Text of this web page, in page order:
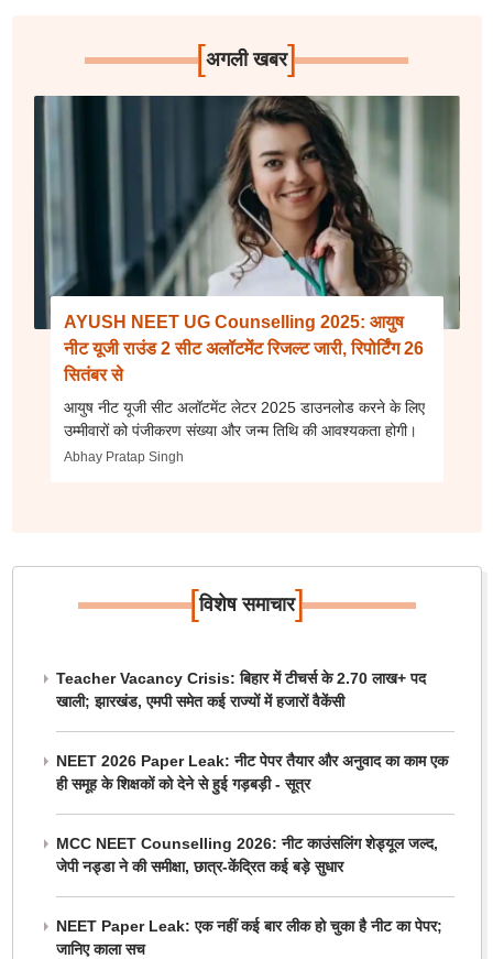
[अगली खबर]
AYUSH NEET UG Counselling 2025: आयुष
नीट यूजी राउंड 2 सीट अलॉटमेंट रिजल्ट जारी, रिपोर्टिंग 26
सितंबर से
आयुष नीट यूजी सीट अलॉटमेंट लेटर 2025 डाउनलोड करने के लिए
उम्मीवारों को पंजीकरण संख्या और जन्म तिथि की आवश्यकता होगी।
Abhay Pratap Singh
[विशेष समाचार]
Teacher Vacancy Crisis: बिहार में टीचर्स के 2.70 लाख+ पद
खाली; झारखंड, एमपी समेत कई राज्यों में हजारों वैकेंसी
NEET 2026 Paper Leak: नीट पेपर तैयार और अनुवाद का काम एक
ही समूह के शिक्षकों को देने से हुई गड़बड़ी - सूत्र
MCC NEET Counselling 2026: नीट काउंसलिंग शेड्यूल जल्द,
जेपी नड्डा ने की समीक्षा, छात्र-केंद्रित कई बड़े सुधार
NEET Paper Leak: एक नहीं कई बार लीक हो चुका है नीट का पेपर;
जानिए काला सच